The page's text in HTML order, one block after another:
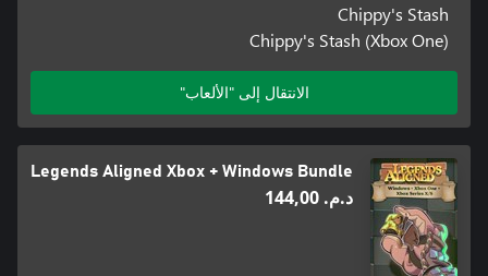
Chippy's Stash
Chippy's Stash (Xbox One)
الانتقال إلى "الألعاب"
Legends Aligned Xbox + Windows Bundle
د.م.‏ 144,00